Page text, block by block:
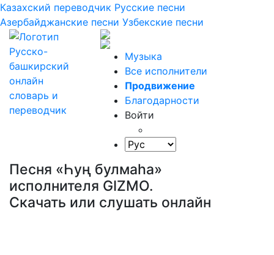
Казахский переводчик Русские песни
Азербайджанские песни Узбекские песни
Музыка
Все исполнители
Продвижение
Благодарности
Войти
Песня «Һуң булмаhа»
исполнителя GIZMO.
Скачать или слушать онлайн